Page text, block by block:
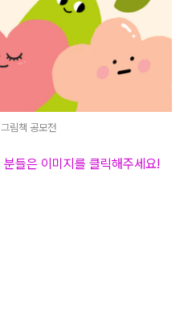
림책 공모전
들은 이미지를 클릭해주세요!